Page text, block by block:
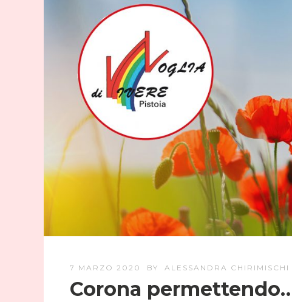
7 MARZO 2020 BY ALESSANDRA CHIRIMISCHI
Corona